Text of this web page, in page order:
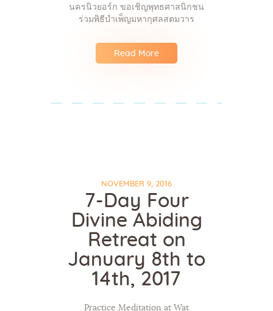
นครนิวยอร์ก ขอเชิญพุทธศาสนิกชน
ร่วมพิธีบำเพ็ญมหากุศลสตมวาร
Read More
NOVEMBER 9, 2016
7-Day Four
Divine Abiding
Retreat on
January 8th to
14th, 2017
Practice Meditation at Wat